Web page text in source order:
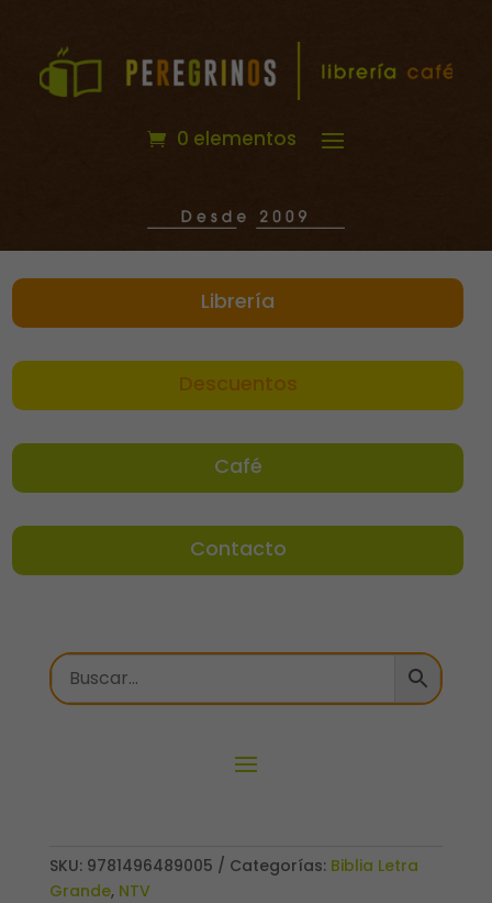
0 elementos
Librería
Descuentos
Café
Contacto
SKU: 9781496489005 Categorías: Biblia Letra
Grande, NTV